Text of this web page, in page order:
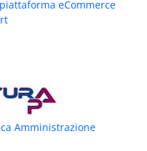
eCommerce
Amministrazione